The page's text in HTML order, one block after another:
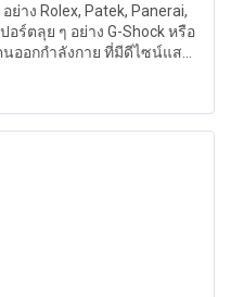
ย่าง Rolex, Patek, Panerai,
ร์ตลุย ๆ อย่าง G-Shock หรือ
ออกกำลังกาย ที่มีดีไซน์แสน
กษาไว้ในกล่องเพื่อคงสภาพ
ญและไม่อาจมองข้ามไปได้
าะกับเรากันล่ะ? บทความนี้